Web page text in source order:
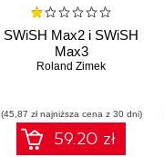
SWiSH Max2 i SWiSH
Max3
Roland Zimek
(45,87 zł najniższa cena z 30 dni)
59.20 zł